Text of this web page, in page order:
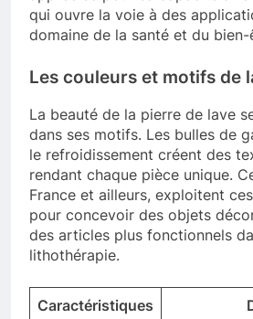
qui ouvre la voie à des
domaine de la santé et du bien-
Les couleurs et motifs de
La beauté de la pierre de lave
dans ses motifs. Les bulles de
le refroidissement créent des
rendant chaque pièce unique.
France et ailleurs, exploitent
pour concevoir des objets
des articles plus fonctionnels
lithothérapie.
Caractéristiques